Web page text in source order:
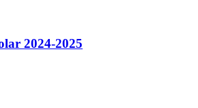
2024-2025